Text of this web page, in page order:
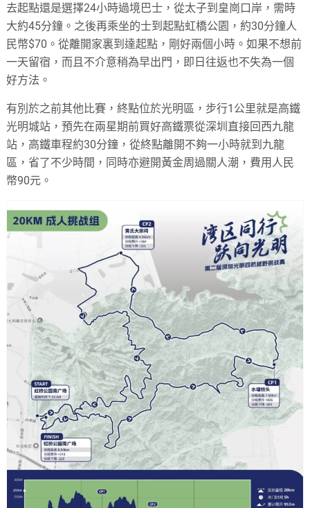
去起點還是選擇24小時過境巴士，從太子到皇崗口岸，需時
大約45分鐘。之後再乘坐的士到起點虹橋公園，約30分鐘人
民幣$70。從離開家裏到達起點，剛好兩個小時。如果不想前
一天留宿，而且不介意稍為早出門，即日往返也不失為一個
好方法。
有別於之前其他比賽，終點位於光明區，步行1公里就是高鐵
光明城站，預先在兩星期前買好高鐵票從深圳直接回西九龍
站，高鐵車程約30分鐘，從終點離開不夠一小時就到九龍
區，省了不少時間，同時亦避開黃金周過關人潮，費用人民
幣90元。